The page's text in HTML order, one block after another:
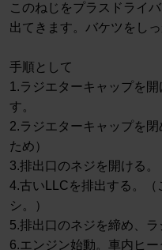
このねじをプラスドライ
出てきます。バケツをし
手順として
1.ラジエターキャップを
す。
2.ラジエターキャップを
ため）
3.排出口のネジを開ける。
4.古いLLCを排出する。（
シ。）
5.排出口のネジを締め、ラ
6.エンジン始動。車内ヒ